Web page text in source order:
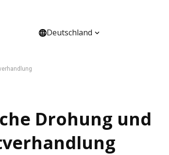
Deutschland
Drohung und